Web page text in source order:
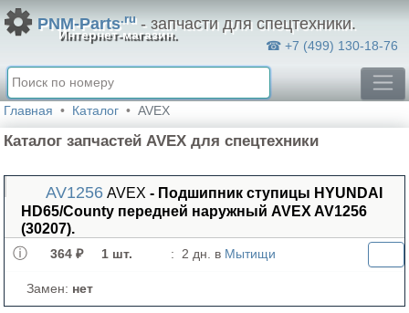
PNM-Parts.ru- запчасти для спецтехники.
Интернет-магазин.
☎ +7 (499) 130-18-76
Главная Каталог AVEX
Каталог запчастей AVEX для спецтехники
AV1256 AVEX - Подшипник ступицы HYUNDAI
HD65/County передней наружный AVEX AV1256
(30207).
364 ₽ 1 шт. : 2 дн. в Мытищи
Замен: нет